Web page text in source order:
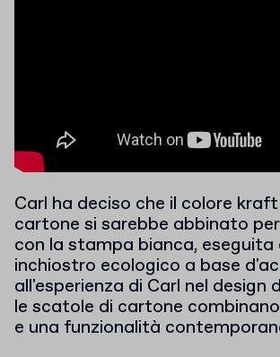
Carl ha deciso che il colore
cartone si sarebbe abbinato
con la stampa bianca, eseguita
inchiostro ecologico a base
all'esperienza di Carl nel design
le scatole di cartone
e una funzionalità